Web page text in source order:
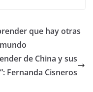
que hay otras
de China y sus
Fernanda Cisneros